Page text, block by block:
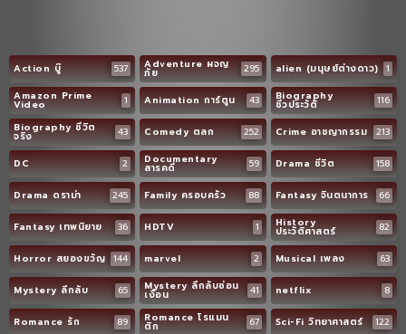
Action บู๊ 537 Adventure ผจญ
ภัย 295 alien (มนุษย์ต่างดาว) 1
Amazon Prime
Video 1 Animation การ์ตูน 43 Biography
ชีวประวัติ
116
Biography ชีวิต
จริง 43 Comedy ตลก 252 Crime อาชญากรรม 213
DC 2 Documentary
สารคดี 59 Drama ชีวิต 158
Drama ดราม่า 245 Family ครอบครัว 88 Fantasy จินตนาการ 66
Fantasy เทพนิยาย 36 HDTV 1 History
ประวัติศาสตร์ 82
Horror สยองขวัญ 144 marvel 2 Musical เพลง 63
Mystery ลึกลับ 65 Mystery ลึกลับซ่อน
เงื่อน 41 netflix 8
Romance รัก 89 Romance โรแมน
ติก 67 Sci-Fi วิทยาศาสตร์ 122